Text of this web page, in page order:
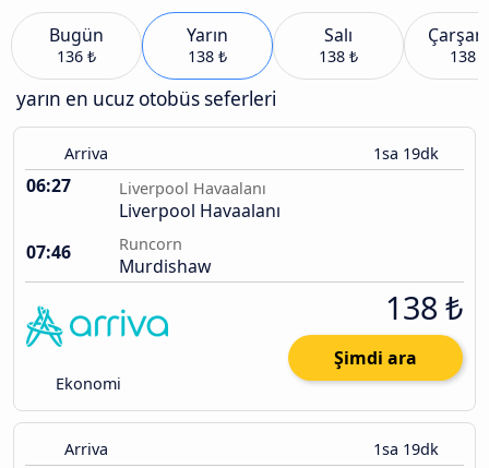
Bugün
136 ₺
Yarın
138 ₺
Salı
138 ₺ 138 ₺
yarın en ucuz otobüs seferleri
Arriva 1sa 19dk
06:27 Liverpool Havaalanı
Liverpool Havaalanı
07:46
Runcorn
Murdishaw
Ekonomi
138 ₺
Şimdi ara
Arriva 1sa 19dk